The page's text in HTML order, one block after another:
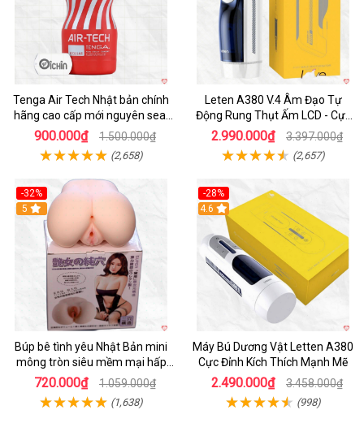
Tenga Air Tech Nhật bản chính
hãng cao cấp mới nguyên seal
giá tốt
900.000₫ 1.500.000₫
(2,658)
Leten A380 V.4 Âm Đạo Tự
Động Rung Thụt Ấm LCD - Cực
Phê
2.990.000₫ 3.397.000₫
(2,657)
-32%
Hot
5
Búp bê tình yêu Nhật Bản mini
mông tròn siêu mềm mại hấp
dẫn
720.000₫ 1.059.000₫
(1,638)
-28%
Hot
4.6
Máy Bú Dương Vật Letten A380
Cực Đỉnh Kích Thích Mạnh Mẽ
2.490.000₫ 3.458.000₫
(998)